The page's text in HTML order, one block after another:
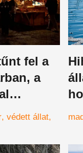
fel a
a
védett állat